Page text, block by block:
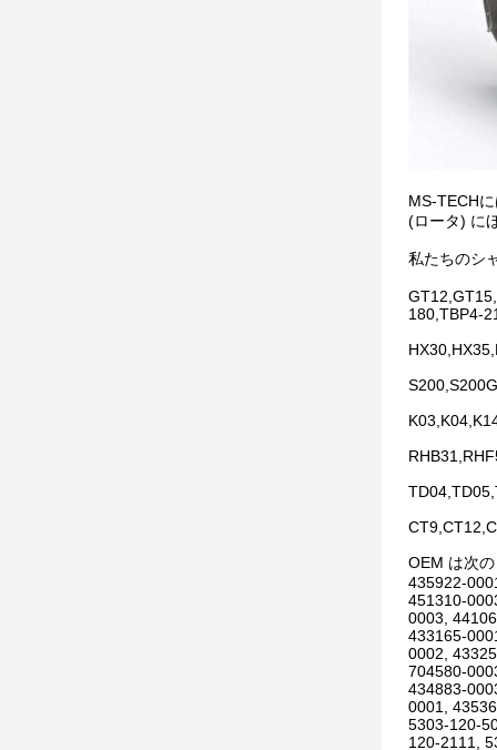
MS-TECH
(ロータ) に
私たちのシ
180,TBP4-
OEM は次
435922-
451310-
0003,
433165-
0002,
704580-
434883-
0001,
5303-120-
120-2111,